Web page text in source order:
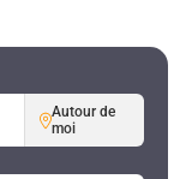
Autour de
moi